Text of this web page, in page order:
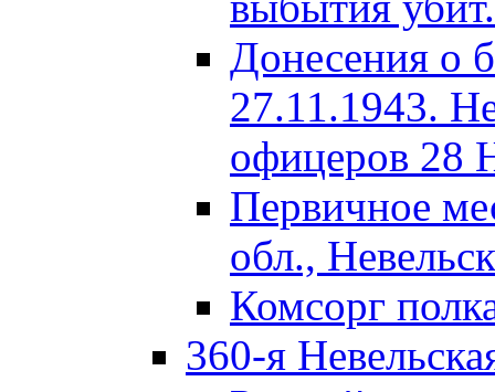
Донесения о
27.11.1943.
офицеров 28
Первичное
обл.,
Комсорг
360-я